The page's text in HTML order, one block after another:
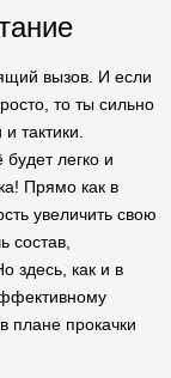
вызов. И если
то ты сильно
тактики.
легко и
Прямо как в
увеличить свою
состав,
здесь, как и в
плане прокачки